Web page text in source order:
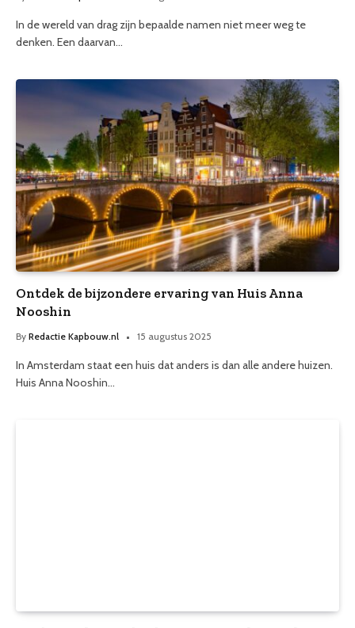
In de wereld van drag zijn bepaalde namen niet meer weg te
denken. Een daarvan…
Ontdek de bijzondere ervaring van Huis Anna
Nooshin
By Redactie Kapbouw.nl 15 augustus 2025
In Amsterdam staat een huis dat anders is dan alle andere huizen.
Huis Anna Nooshin…